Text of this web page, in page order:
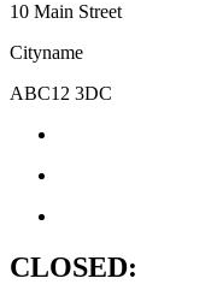
10 Main Street
Cityname
ABC12 3DC
CLOSED: